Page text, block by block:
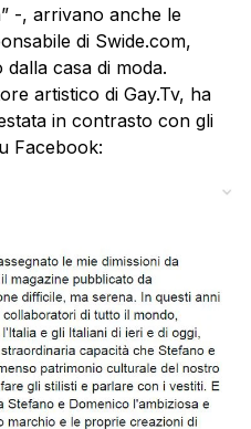
-, arrivano anche le
di Swide.com,
casa di moda.
artistico di Gay.Tv, ha
in contrasto con gli
Facebook: